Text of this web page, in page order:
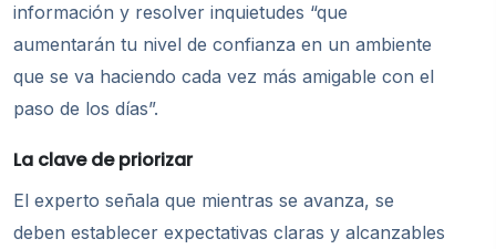
información y resolver inquietudes “que
aumentarán tu nivel de confianza en un ambiente
que se va haciendo cada vez más amigable con el
paso de los días”.
La clave de priorizar
El experto señala que mientras se avanza, se
deben establecer expectativas claras y alcanzables